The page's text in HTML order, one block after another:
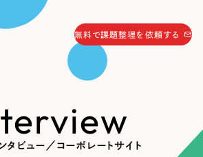
無料で課題整理を依頼する
058-215-0066
24時間受付
資料請求する
タビュー／コーポレートサイト